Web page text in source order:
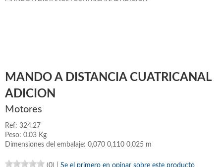
MANDO A DISTANCIA CUATRICANAL
ADICION
Motores
Ref: 324.27
Peso: 0.03 Kg
Dimensiones del embalaje: 0,070 0,110 0,025 m
(0) Se el primero en opinar sobre este producto